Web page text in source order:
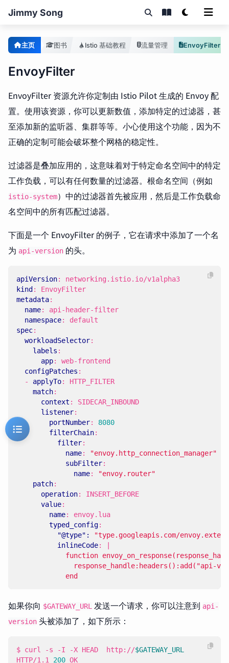
Jimmy Song
主页 图书 Istio 基础教程 流量管理 EnvoyFilter
EnvoyFilter
EnvoyFilter 资源允许你定制由 Istio Pilot 生成的 Envoy 配
置。使用该资源，你可以更新数值，添加特定的过滤器，甚
至添加新的监听器、集群等等。小心使用这个功能，因为不
正确的定制可能会破坏整个网格的稳定性。
过滤器是叠加应用的，这意味着对于特定命名空间中的特定
工作负载，可以有任何数量的过滤器。根命名空间（例如
istio-system）中的过滤器首先被应用，然后是工作负载命
名空间中的所有匹配过滤器。
下面是一个 EnvoyFilter 的例子，它在请求中添加了一个名
为 api-version 的头。
apiVersion:
networking.istio.io/v1alpha3
kind :
EnvoyFilter
metadata:
name:
api-header-filter
namespace:
default
spec:
workloadSelector:
labels :
app:
web-frontend
configPatches :
- applyTo:
HTTP_FILTER
match:
context :
SIDECAR_INBOUND
listener:
portNumber:
8080
filterChain:
filter:
name:
"envoy.http_connection_manager"
subFilter:
name:
"envoy.router"
patch:
operation:
INSERT_BEFORE
value:
name:
envoy.lua
typed_config:
"@type":
"type.googleapis.com/
inlineCode:
            end
如果你向 $GATEWAY_URL 发送一个请求，你可以注意到 api-
version 头被添加了，如下所示：
$ curl -s -I -X HEAD  http://$GATEWAY_URL
HTTP/1.1 200